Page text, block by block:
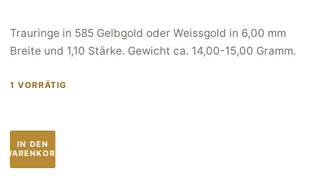
Trauringe in 585 Gelbgold oder Weissgold in 6,00 mm
Breite und 1,10 Stärke. Gewicht ca. 14,00-15,00 Gramm.
1 VORRÄTIG
IN DEN
WARENKORB